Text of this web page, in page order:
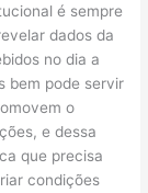
é sempre
dados da
no dia a
bem pode servir
o
e dessa
que precisa
condições